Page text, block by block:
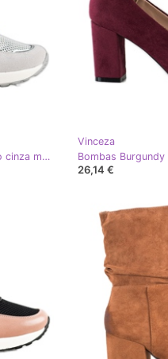
Tênis coloridos VINCEZA branco cinza multicolorido
Vinceza
26,14 €